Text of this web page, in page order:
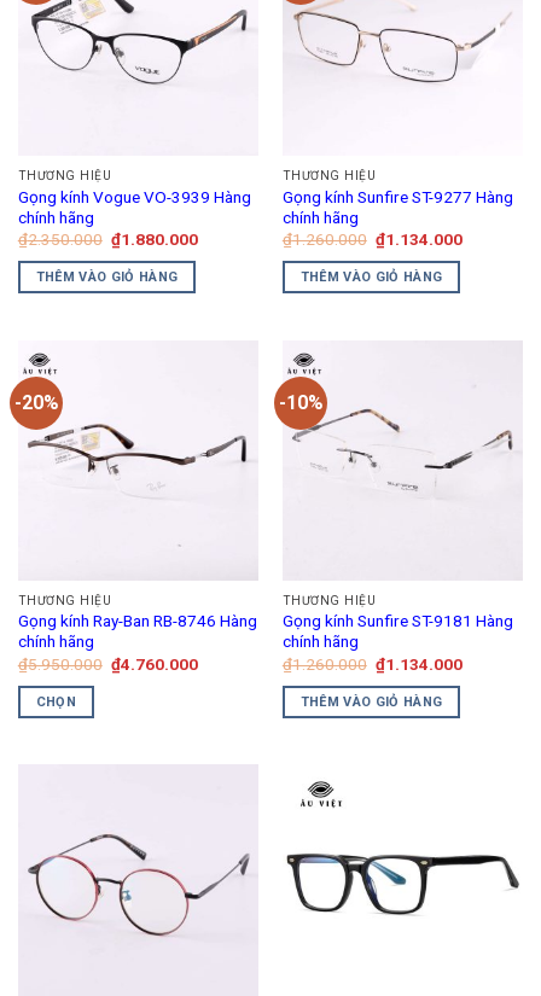
THƯƠNG HIỆU
Gọng kính Vogue VO-3939 Hàng
chính hãng
₫2.350.000 Giá
gốc
là:
₫2.350.000.
₫1.880.000Giá
THÊM VÀO GIỎ HÀNG
THƯƠNG HIỆU
Gọng kính Sunfire ST-9277 Hàng
chính hãng
₫1.260.000 Giá
gốc
là:
₫1.260.000.
₫1.134.000Giá
THÊM VÀO GIỎ HÀNG
-20%
THƯƠNG HIỆU
Gọng kính Ray-Ban RB-8746 Hàng
chính hãng
₫5.950.000 Giá
gốc
₫4.760.000Giá
CHỌN
biến
thể.
Các
-10%
THƯƠNG HIỆU
Gọng kính Sunfire ST-9181 Hàng
chính hãng
₫1.260.000 Giá
gốc
là:
₫1.260.000.
₫1.134.000Giá
THÊM VÀO GIỎ HÀNG